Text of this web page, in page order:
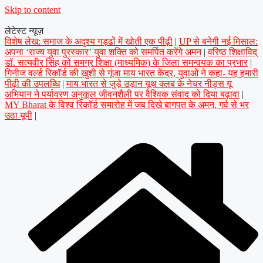
Skip to content
लेटेस्ट न्यूज़
विशेष लेख: समाज के अदृश्य गड्ढों में खोती एक पीढ़ी | UP से बनेगी नई मिसाल:
अपना ‘राज्य युवा पुरस्कार’ युवा शक्ति को समर्पित करेंगे अमन | वरिष्ठ शिक्षाविद्
डॉ. सत्यवीर सिंह को समग्र शिक्षा (माध्यमिक) के जिला समन्वयक का प्रभार |
गिनीज वर्ल्ड रिकॉर्ड की खुशी से गूंजा माय भारत केंद्र, युवाओं ने कहा- यह हमारी
पीढ़ी की उपलब्धि | माय भारत से जुड़े उड़ान यूथ क्लब के नेचर नीड्स यू
अभियान ने पर्यावरण अनुकूल जीवनशैली पर वैश्विक संवाद को दिया बढ़ावा |
MY Bharat के विश्व रिकॉर्ड समारोह में जब दिखे बागपत के अमन, गर्व से भर
उठा यूपी |